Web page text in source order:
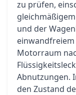
zu prüfen,
und der
einwandfreiem
Motorraum
Abnutzungen.
den Zustand